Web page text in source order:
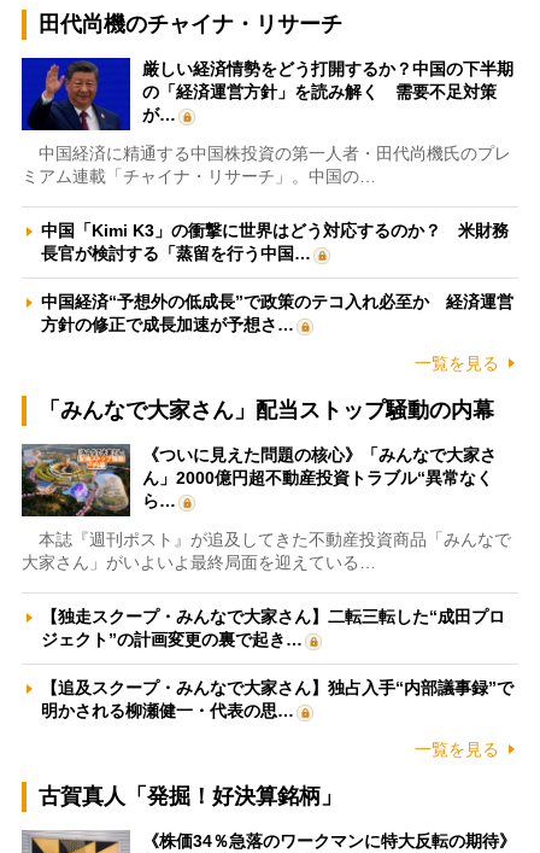
田代尚機のチャイナ・リサーチ
厳しい経済情勢をどう打開するか？中国の下半期
の「経済運営方針」を読み解く 需要不足対策
が…
中国経済に精通する中国株投資の第一人者・田代尚機氏のプレ
ミアム連載「チャイナ・リサーチ」。中国の…
中国「Kimi K3」の衝撃に世界はどう対応するのか？ 米財務
長官が検討する「蒸留を行う中国…
中国経済“予想外の低成長”で政策のテコ入れ必至か 経済運営
方針の修正で成長加速が予想さ…
一覧を見る
「みんなで大家さん」配当ストップ騒動の内幕
《ついに見えた問題の核心》「みんなで大家さ
ん」2000億円超不動産投資トラブル“異常なく
ら…
本誌『週刊ポスト』が追及してきた不動産投資商品「みんなで
大家さん」がいよいよ最終局面を迎えている…
【独走スクープ・みんなで大家さん】二転三転した“成田プロ
ジェクト”の計画変更の裏で起き…
【追及スクープ・みんなで大家さん】独占入手“内部議事録”で
明かされる柳瀬健一・代表の思…
一覧を見る
古賀真人「発掘！好決算銘柄」
《株価34％急落のワークマンに特大反転の期待》